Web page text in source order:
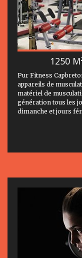
1250
Pur Fitness
appareils de
matériel de
génération tous les
dimanche et jours